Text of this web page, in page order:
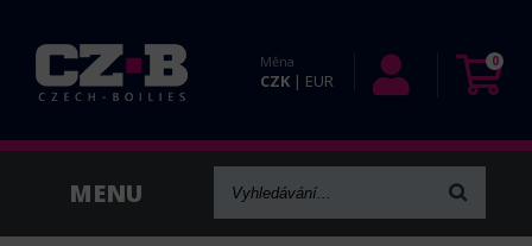
Měna
CZK | EUR
0